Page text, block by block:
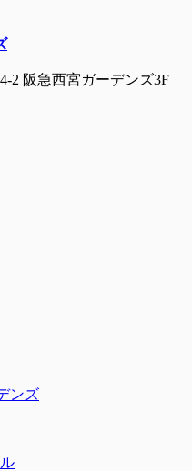
2 阪急西宮ガーデンズ3F
ンズ